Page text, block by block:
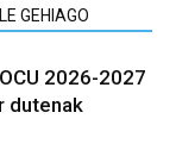
GEHIAGO
2026-2027
dutenak